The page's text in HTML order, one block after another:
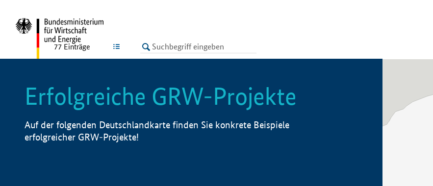
LISTE
77 Einträge
Erfolgreiche GRW-Projekte
Auf der folgenden Deutschlandkarte finden Sie konkrete Beispiele
erfolgreicher GRW-Projekte!